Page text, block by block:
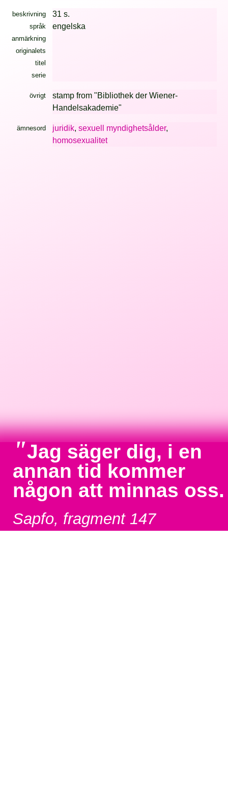
beskrivning 31 s.
språk engelska
anmärkning
originalets
titel
serie
övrigt
stamp from "Bibliothek der Wiener-
Handelsakademie"
ämnesord juridik, sexuell myndighetsålder,
homosexualitet
"Jag säger dig, i en
annan tid kommer
någon att minnas oss.
Sapfo, fragment 147